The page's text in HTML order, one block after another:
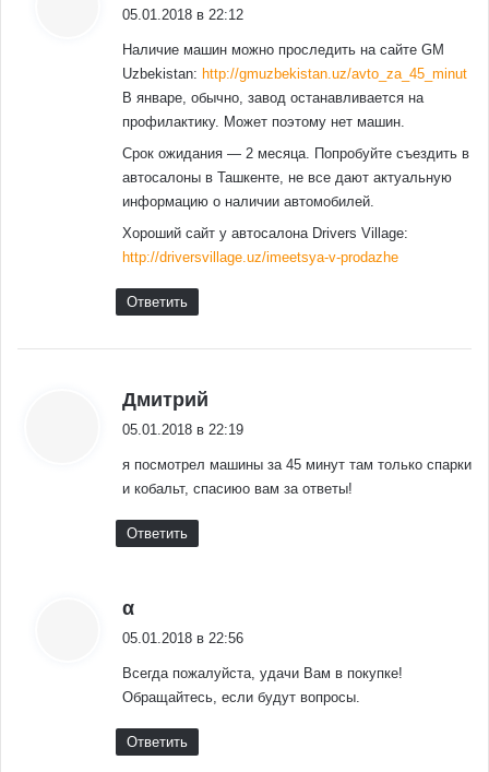
05.01.2018 в 22:12
Наличие машин можно проследить на сайте GM
Uzbekistan: http://gmuzbekistan.uz/avto_za_45_minut
В январе, обычно, завод останавливается на
профилактику. Может поэтому нет машин.
Срок ожидания — 2 месяца. Попробуйте съездить в
автосалоны в Ташкенте, не все дают актуальную
информацию о наличии автомобилей.
Хороший сайт у автосалона Drivers Village:
http://driversvillage.uz/imeetsya-v-prodazhe
Ответить
Дмитрий
05.01.2018 в 22:19
я посмотрел машины за 45 минут там только спарки
и кобальт, спасиюо вам за ответы!
Ответить
α
05.01.2018 в 22:56
Всегда пожалуйста, удачи Вам в покупке!
Обращайтесь, если будут вопросы.
Ответить